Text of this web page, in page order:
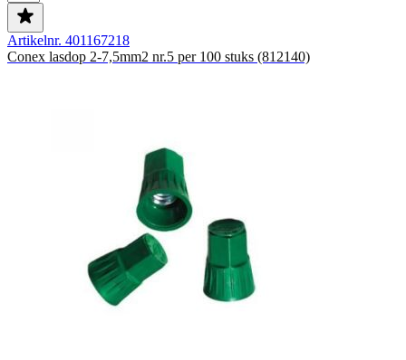
Artikelnr. 401167218
Conex lasdop 2-7,5mm2 nr.5 per 100 stuks (812140)